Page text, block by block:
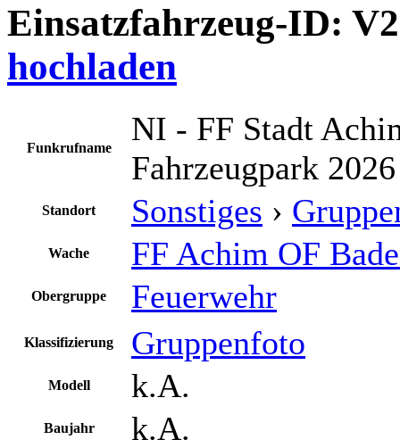
Einsatzfahrzeug-ID:
hochladen
Funkrufname
NI - FF Stadt
Fahrzeugpark 2026
Standort Sonstiges ›
Wache FF Achim OF
Obergruppe Feuerwehr
Klassifizierung Gruppenfoto
Modell k.A.
Baujahr k.A.